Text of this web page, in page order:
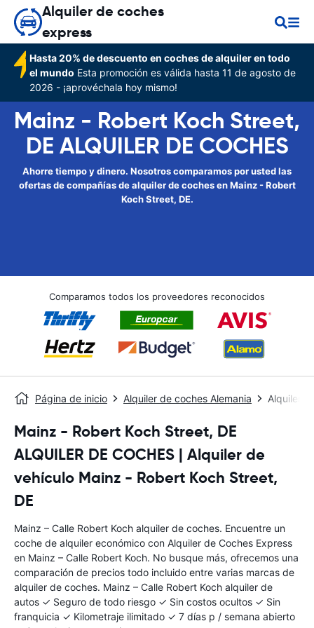
Alquiler de coches
express
Hasta 20% de descuento en coches de alquiler en todo
el mundo Esta promoción es válida hasta 11 de agosto de
2026 - ¡aprovéchala hoy mismo!
Mainz - Robert Koch Street,
DE ALQUILER DE COCHES
Ahorre tiempo y dinero. Nosotros comparamos por usted las
ofertas de compañías de alquiler de coches en Mainz - Robert
Koch Street, DE.
Comparamos todos los proveedores reconocidos
Página de inicio Alquiler de coches Alemania Alquiler
Mainz - Robert Koch Street, DE
ALQUILER DE COCHES | Alquiler de
vehículo Mainz - Robert Koch Street,
DE
Mainz – Calle Robert Koch alquiler de coches. Encuentre un
coche de alquiler económico con Alquiler de Coches Express
en Mainz – Calle Robert Koch. No busque más, ofrecemos una
comparación de precios todo incluido entre varias marcas de
alquiler de coches. Mainz – Calle Robert Koch alquiler de
autos ✓ Seguro de todo riesgo ✓ Sin costos ocultos ✓ Sin
franquicia ✓ Kilometraje ilimitado ✓ 7 días p / semana abierto